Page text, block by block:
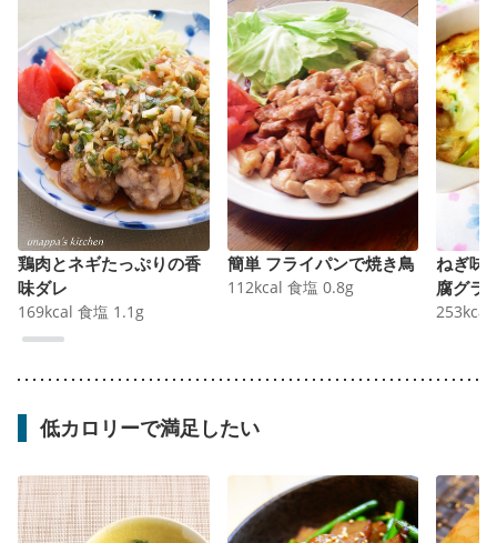
鶏肉とネギたっぷりの香
味ダレ
169kcal 食塩 1.1 g
簡単 フライパンで焼き鳥
112kcal 食塩 0.8g
ねぎ味
腐グラ
253kcal
低カロリーで満足したい